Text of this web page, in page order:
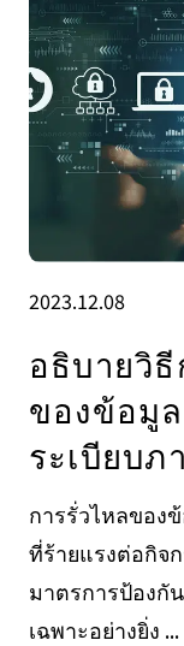
2023.12.08
อธิบายวิ
ของข้อมู
ระเบียบ
การรั่วไหลของ
ที่ร้ายแรงต่อกิจ
มาตรการป้องกั
เฉพาะอย่างยิ่ง ...